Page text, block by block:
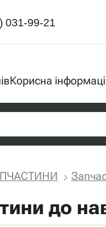
031-99-21
Корисна
до